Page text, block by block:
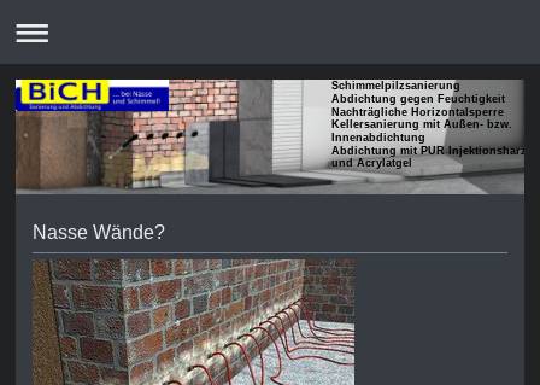
Schimmelpilzsanierung
Abdichtung gegen Feuchtigkeit
Nachträgliche Horizontalsperre
Kellersanierung mit Außen- bzw.
Innenabdichtung
Abdichtung mit PUR Injektionsharze
und Acrylatgel
Nasse Wände?